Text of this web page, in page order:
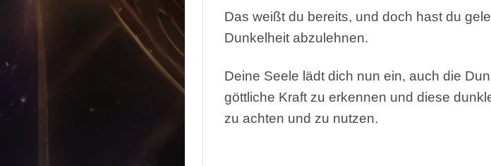
Das weißt du bereits, und doch hast du
Dunkelheit abzulehnen.
Deine Seele lädt dich nun ein, auch die
göttliche Kraft zu erkennen und diese
zu achten und zu nutzen.